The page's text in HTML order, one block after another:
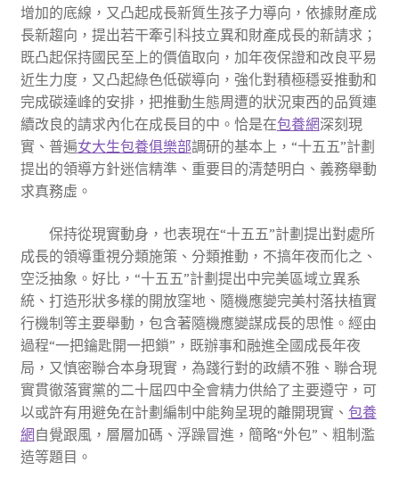
增加的底線，又凸起成長新質生孩子力導向，依據財產成
長新趨向，提出若干牽引科技立異和財產成長的新請求；
既凸起保持國民至上的價值取向，加年夜保證和改良平易
近生力度，又凸起綠色低碳導向，強化對積極穩妥推動和
完成碳達峰的安排，把推動生態周遭的狀況東西的品質連
續改良的請求內化在成長目的中。恰是在包養網深刻現
實、普遍女大生包養俱樂部調研的基本上，“十五五”計劃
提出的領導方針迷信精準、重要目的清楚明白、義務舉動
求真務虛。
保持從現實動身，也表現在“十五五”計劃提出對處所
成長的領導重視分類施策、分類推動，不搞年夜而化之、
空泛抽象。好比，“十五五”計劃提出中完美區域立異系
統、打造形狀多樣的開放窪地、隨機應變完美村落扶植實
行機制等主要舉動，包含著隨機應變謀成長的思惟。經由
過程“一把鑰匙開一把鎖”，既辦事和融進全國成長年夜
局，又慎密聯合本身現實，為踐行對的政績不雅、聯合現
實貫徹落實黨的二十屆四中全會精力供給了主要遵守，可
以或許有用避免在計劃編制中能夠呈現的離開現實、 包養
網自覺跟風，層層加碼、浮躁冒進，簡略“外包”、粗制濫
造等題目。